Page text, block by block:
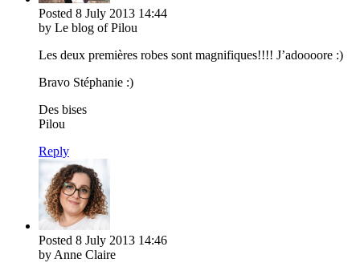
Posted 8 July 2013 14:44
by Le blog of Pilou
Les deux premières robes sont magnifiques!!!! J’adoooore :)
Bravo Stéphanie :)
Des bises
Pilou
Reply
Posted 8 July 2013 14:46
by Anne Claire